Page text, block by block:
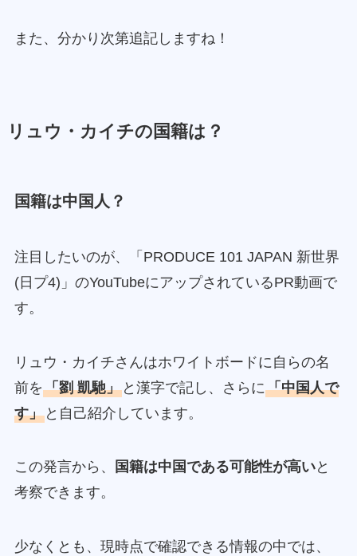
また、分かり次第追記しますね！
リュウ・カイチの国籍は？
国籍は中国人？
注目したいのが、「PRODUCE 101 JAPAN 新世界
(日プ4)」のYouTubeにアップされているPR動画で
す。
リュウ・カイチさんはホワイトボードに自らの名
前を「劉 凱馳」と漢字で記し、さらに「中国人で
す」と自己紹介しています。
この発言から、 国籍は中国である可能性が高いと
考察できます。
少なくとも、現時点で確認できる情報の中では、